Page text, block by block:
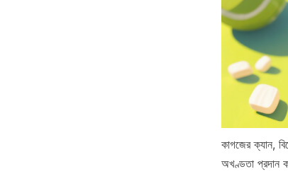
কাগজের ক্যান,
অখণ্ডতা প্রদান